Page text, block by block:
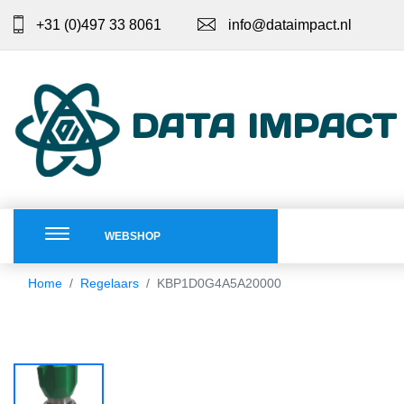
+31 (0)497 33 8061 info@dataimpact.nl
DATA IMPACT
WEBSHOP
Home Regelaars KBP1D0G4A5A20000